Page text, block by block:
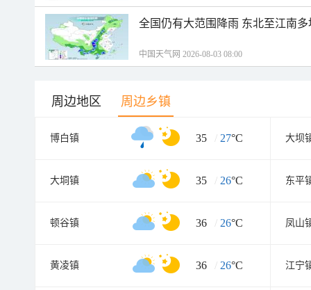
全国仍有大范围降雨 东北至江南
中国天气网 2026-08-03 08:00
周边地区 周边乡镇
博白镇 35 / 27°C 大坝
大垌镇 35 / 26°C 东平
顿谷镇 36 / 26°C 凤山
黄凌镇 36 / 26°C 江宁